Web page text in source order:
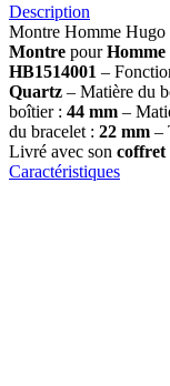
Description
Montre Homme Hugo
Montre pourHomme
HB1514001 –
Quartz – Matière du
boîtier : 44 mm –
du bracelet : 22 mm –
Livré avec son coffret
Caractéristiques